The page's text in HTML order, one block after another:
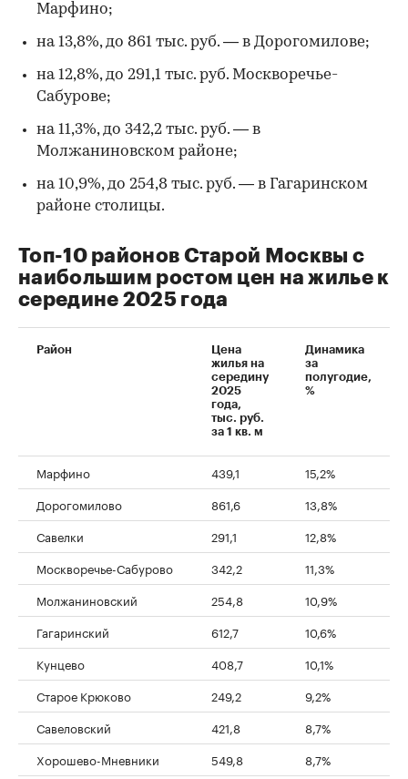
Марфино;
на 13,8%, до 861 тыс. руб. — в Дорогомилове;
на 12,8%, до 291,1 тыс. руб. Москворечье-
Сабурове;
на 11,3%, до 342,2 тыс. руб. — в
Молжаниновском районе;
на 10,9%, до 254,8 тыс. руб. — в Гагаринском
районе столицы.
Топ-10 районов Старой Москвы с
наибольшим ростом цен на жилье к
середине 2025 года
Район
Цена
жилья на
середину
2025
года,
тыс. руб.
за 1 кв. м
Динамика
за
полугодие,
%
Марфино 439,1
15,2%
Дорогомилово
861,6
13,8%
Савелки
291,1
12,8%
Москворечье-Сабурово
342,2
11,3%
Молжаниновский
254,8
10,9%
Гагаринский
612,7
10,6%
Кунцево
408,7
10,1%
Старое Крюково
249,2
9,2%
Савеловский
421,8
8,7%
Хорошево-Мневники
549,8 8,7%